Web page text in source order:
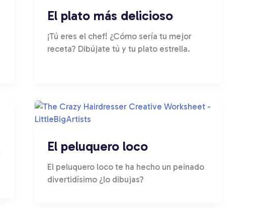
El plato más delicioso
¡Tú eres el chef! ¿Cómo sería tu mejor
receta? Dibújate tú y tu plato estrella.
El peluquero loco
El peluquero loco te ha hecho un peinado
divertidísimo ¿lo dibujas?